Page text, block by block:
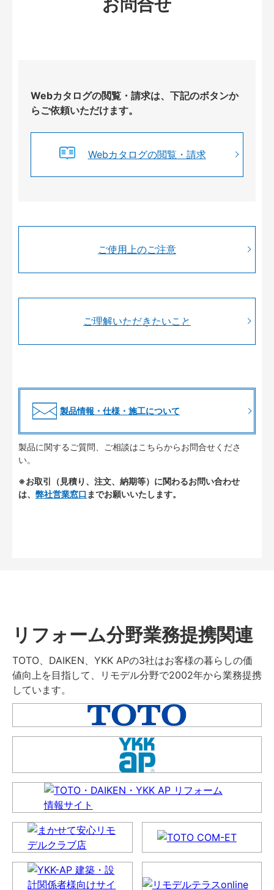
Webカタログの閲覧・請求は、下記のボタンか
らご依頼いただけます。
Webカタログの閲覧・請求
ご使用上のご注意
ご理解いただきたいこと
製品情報・仕様・施工について
製品に関するご質問、ご相談はこちらからお問合せくださ
い。
※お取引（見積り、注文、納期等）に関わるお問い合わせ
は、 弊社営業窓口 までお願いいたします。
リフォーム分野業務提携関連
TOTO、DAIKEN、YKK APの3社はお客様の暮らしの価
値向上を目指して、リモデル分野で2002年から業務提携
しています。